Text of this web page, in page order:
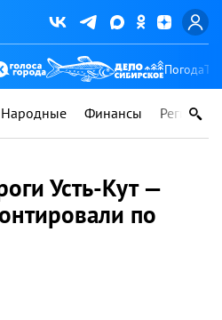
Погода
Народные Финансы Регионы
Усть-Кут —
по